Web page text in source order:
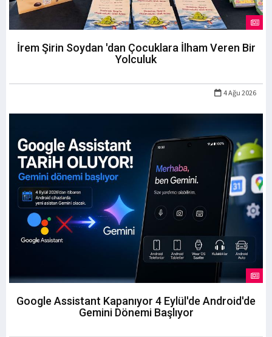
İrem Şirin Soydan 'dan Çocuklara İlham Veren Bir
Yolculuk
4 Ağu 2026
Google Assistant Kapanıyor 4 Eylül'de Android'de
Gemini Dönemi Başlıyor